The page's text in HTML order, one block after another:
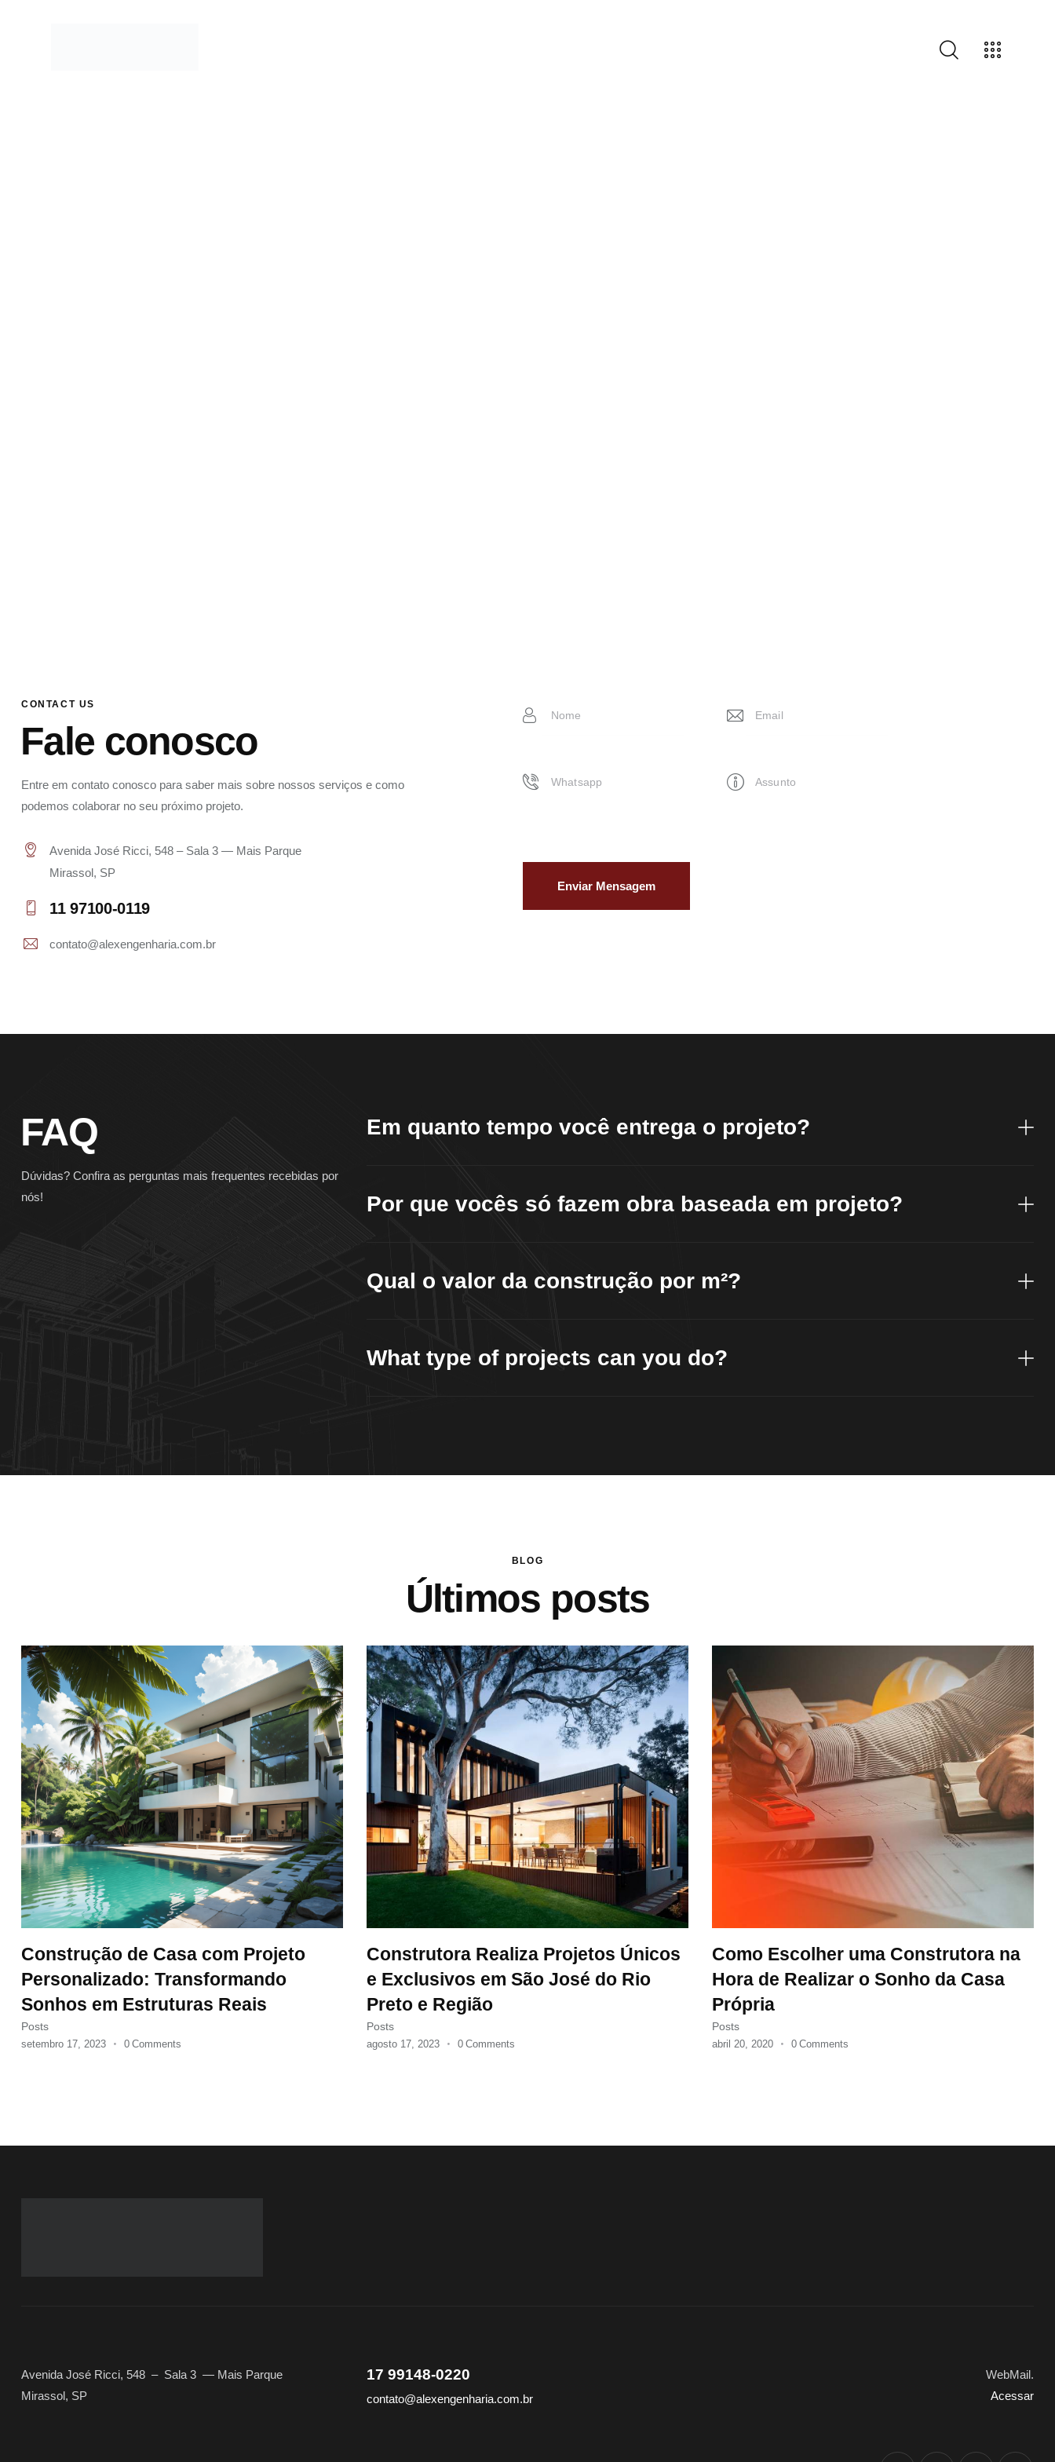
CONTACT US
Fale conosco
Entre em contato conosco para saber mais sobre nossos serviços e como
podemos colaborar no seu próximo projeto.
Avenida José Ricci, 548 – Sala 3 — Mais Parque
Mirassol, SP
11 97100-0119
contato@alexengenharia.com.br
FAQ
Dúvidas? Confira as perguntas mais frequentes recebidas por
nós!
Em quanto tempo você entrega o projeto?
Por que vocês só fazem obra baseada em projeto?
Qual o valor da construção por m²?
What type of projects can you do?
BLOG
Últimos posts
Construção de Casa com Projeto
Personalizado: Transformando
Sonhos em Estruturas Reais
Posts
setembro 17, 2023 0 Comments
Construtora Realiza Projetos Únicos
e Exclusivos em São José do Rio
Preto e Região
Posts
agosto 17, 2023 0 Comments
Como Escolher uma Construtora na
Hora de Realizar o Sonho da Casa
Própria
Posts
abril 20, 2020 0 Comments
Avenida José Ricci, 548 – Sala 3 — Mais Parque
Mirassol, SP
17 99148-0220
contato@alexengenharia.com.br
WebMail.
Acessar